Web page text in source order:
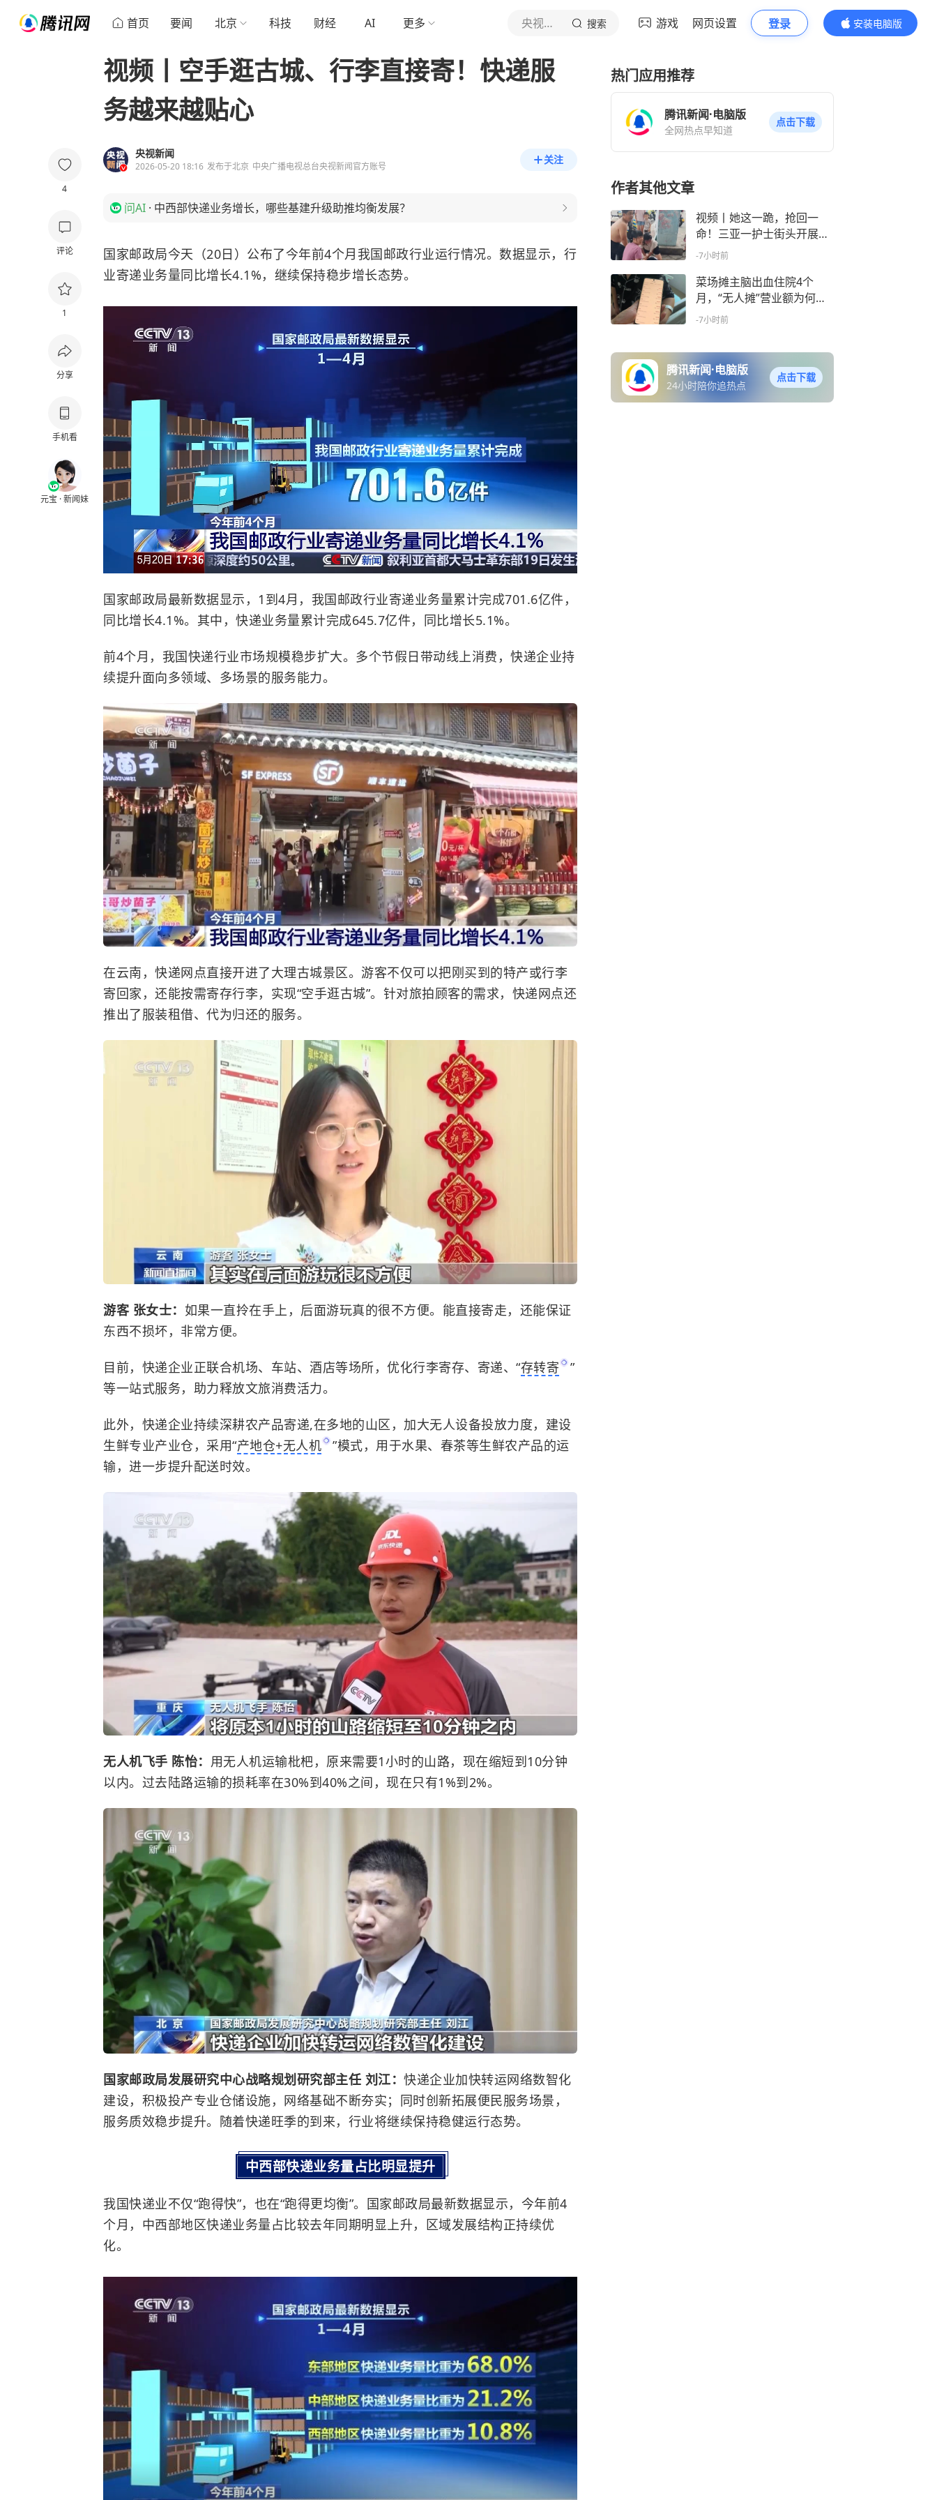
首页 要闻 北京 科技 财经 AI 更多 央视新闻 搜索 游戏 网页设置 登录
安装电脑版
内容更精彩
4
评论
1
分享
手机看
元宝 · 新闻妹
视频丨空手逛古城、行李直接寄！快递服
务越来越贴心
央视新闻
2026-05-20 18:16 发布于北京 中央广播电视总台央视新闻官方账号
关注
问AI · 中西部快递业务增长，哪些基建升级助推均衡发展？
国家邮政局今天（20日）公布了今年前4个月我国邮政行业运行情况。数据显示，行
业寄递业务量同比增长4.1%，继续保持稳步增长态势。
国家邮政局最新数据显示，1到4月，我国邮政行业寄递业务量累计完成701.6亿件，
同比增长4.1%。其中，快递业务量累计完成645.7亿件，同比增长5.1%。
前4个月，我国快递行业市场规模稳步扩大。多个节假日带动线上消费，快递企业持
续提升面向多领域、多场景的服务能力。
在云南，快递网点直接开进了大理古城景区。游客不仅可以把刚买到的特产或行李
寄回家，还能按需寄存行李，实现“空手逛古城”。针对旅拍顾客的需求，快递网点还
推出了服装租借、代为归还的服务。
游客 张女士： 如果一直拎在手上，后面游玩真的很不方便。能直接寄走，还能保证
东西不损坏，非常方便。
目前，快递企业正联合机场、车站、酒店等场所，优化行李寄存、寄递、“存转寄
”
等一站式服务，助力释放文旅消费活力。
此外，快递企业持续深耕农产品寄递,在多地的山区，加大无人设备投放力度，建设
生鲜专业产业仓，采用“产地仓+无人机
”模式，用于水果、春茶等生鲜农产品的运
输，进一步提升配送时效。
无人机飞手 陈怡： 用无人机运输枇杷，原来需要1小时的山路，现在缩短到10分钟
以内。过去陆路运输的损耗率在30%到40%之间，现在只有1%到2%。
国家邮政局发展研究中心战略规划研究部主任 刘江： 快递企业加快转运网络数智化
建设，积极投产专业仓储设施，网络基础不断夯实；同时创新拓展便民服务场景，
服务质效稳步提升。随着快递旺季的到来，行业将继续保持稳健运行态势。
中西部快递业务量占比明显提升
我国快递业不仅“跑得快”，也在“跑得更均衡”。国家邮政局最新数据显示，今年前4
个月，中西部地区快递业务量占比较去年同期明显上升，区域发展结构正持续优
化。
热门应用推荐
腾讯新闻·电脑版
全网热点早知道
点击下载
作者其他文章
视频丨她这一跪，抢回一
命！三亚一护士街头开展生
死急救
-7小时前
菜场摊主脑出血住院4个
月，“无人摊”营业额为何没
见少？
-7小时前
腾讯新闻·电脑版
24小时陪你追热点
点击下载